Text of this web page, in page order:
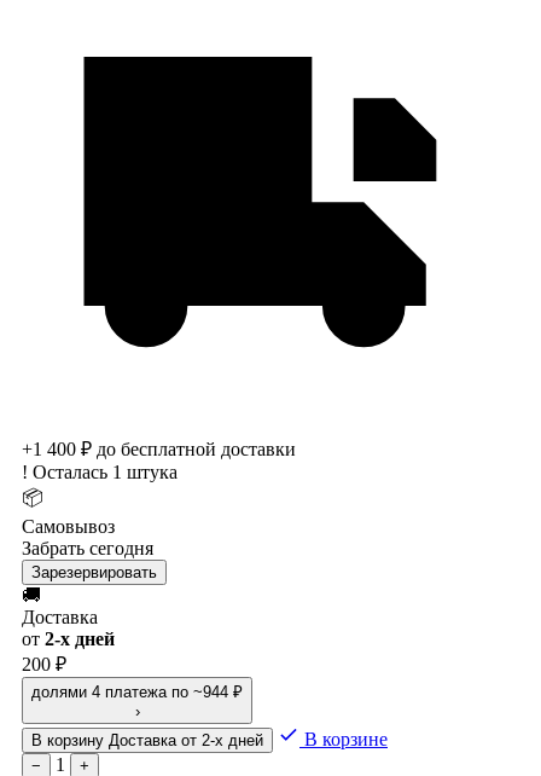
+1 400 ₽ до бесплатной доставки
! Осталась 1 штука
📦
Самовывоз
Забрать сегодня
Зарезервировать
🚚
Доставка
от 2-х дней
200 ₽
долями 4 платежа по ~944 ₽
›
В корзину Доставка от 2-х дней В корзине
− 1 +